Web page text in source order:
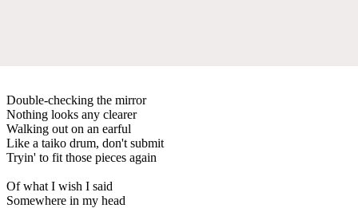
Double-checking the mirror
Nothing looks any clearer
Walking out on an earful
Like a taiko drum, don't submit
Tryin' to fit those pieces again
Of what I wish I said
Somewhere in my head